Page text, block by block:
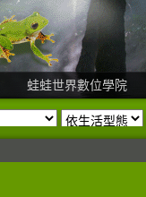
蛙蛙世界數位學院